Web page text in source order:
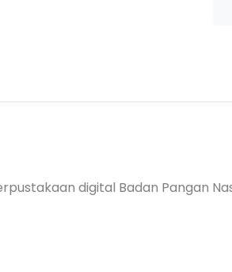
digital Badan Pangan